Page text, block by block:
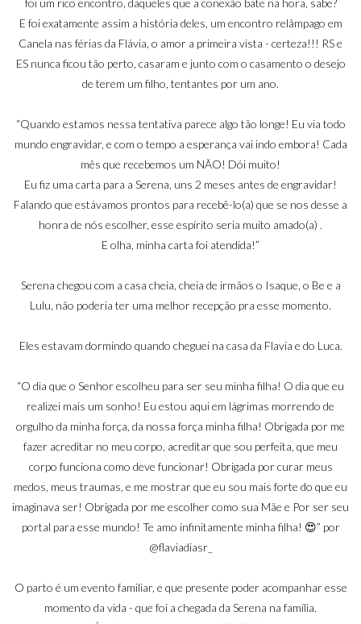
E foi exatamente assim a história deles, um encontro relâmpago em
Canela nas férias da Flávia, o amor a primeira vista - certeza!!! RS e
ES nunca ficou tão perto, casaram e junto com o casamento o desejo
de terem um filho, tentantes por um ano.
“Quando estamos nessa tentativa parece algo tão longe! Eu via todo
mundo engravidar, e com o tempo a esperança vai indo embora! Cada
mês que recebemos um NÃO! Dói muito!
Eu fiz uma carta para a Serena, uns 2 meses antes de engravidar!
Falando que estávamos prontos para recebê-lo(a) que se nos desse a
honra de nós escolher, esse espírito seria muito amado(a) .
E olha, minha carta foi atendida!”
Serena chegou com a casa cheia, cheia de irmãos o Isaque, o Be e a
Lulu, não poderia ter uma melhor recepção pra esse momento.
Eles estavam dormindo quando cheguei na casa da Flavia e do Luca.
“O dia que o Senhor escolheu para ser seu minha filha! O dia que eu
realizei mais um sonho! Eu estou aqui em lágrimas morrendo de
orgulho da minha força, da nossa força minha filha! Obrigada por me
fazer acreditar no meu corpo, acreditar que sou perfeita, que meu
corpo funciona como deve funcionar! Obrigada por curar meus
medos, meus traumas, e me mostrar que eu sou mais forte do que eu
imaginava ser! Obrigada por me escolher como sua Mãe e Por ser seu
portal para esse mundo! Te amo infinitamente minha filha! 😍” por
@flaviadiasr_
O parto é um evento familiar, e que presente poder acompanhar esse
momento da vida - que foi a chegada da Serena na família.